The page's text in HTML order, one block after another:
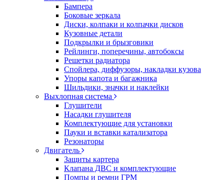
Бампера
Боковые зеркала
Диски, колпаки и колпачки дисков
Кузовные детали
Подкрылки и брызговики
Рейлинги, поперечины, автобоксы
Решетки радиатора
Спойлера, диффузоры, накладки кузова
Упоры капота и багажника
Шильдики, значки и наклейки
Выхлопная система
Глушители
Насадки глушителя
Комплектующие для установки
Пауки и вставки катализатора
Резонаторы
Двигатель
Защиты картера
Клапана ДВС и комплектующие
Помпы и ремни ГРМ